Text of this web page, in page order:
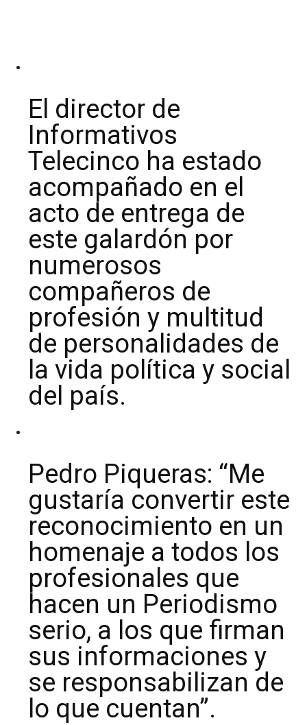
El director de
Informativos
Telecinco ha estado
acompañado en el
acto de entrega de
este galardón por
numerosos
compañeros de
profesión y multitud
de personalidades de
la vida política y social
del país.
Pedro Piqueras: “Me
gustaría convertir este
reconocimiento en un
homenaje a todos los
profesionales que
hacen un Periodismo
serio, a los que firman
sus informaciones y
se responsabilizan de
lo que cuentan”.